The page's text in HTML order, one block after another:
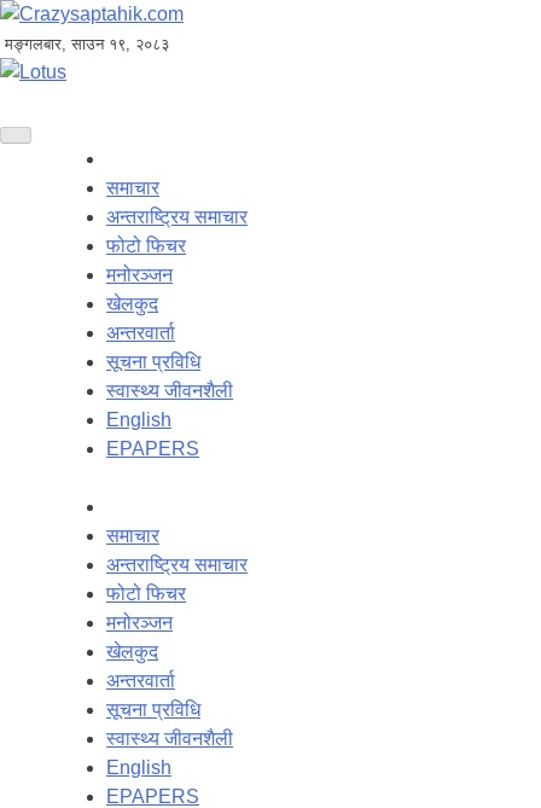
मङ्गलबार, साउन १९, २०८३
समाचार
अन्तराष्ट्रिय समाचार
फोटो फिचर
मनोरञ्जन
खेलकुद
अन्तरवार्ता
सूचना प्रविधि
स्वास्थ्य जीवनशैली
English
EPAPERS
समाचार
अन्तराष्ट्रिय समाचार
फोटो फिचर
मनोरञ्जन
खेलकुद
अन्तरवार्ता
सूचना प्रविधि
स्वास्थ्य जीवनशैली
English
EPAPERS